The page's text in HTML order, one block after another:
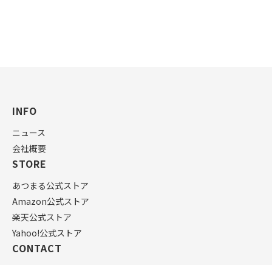
INFO
ニュース
会社概要
STORE
あつまる公式ストア
Amazon公式ストア
楽天公式ストア
Yahoo!公式ストア
CONTACT